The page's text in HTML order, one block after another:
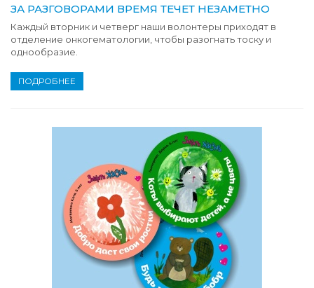
ЗА РАЗГОВОРАМИ ВРЕМЯ ТЕЧЕТ НЕЗАМЕТНО
Каждый вторник и четверг наши волонтеры приходят в
отделение онкогематологии, чтобы разогнать тоску и
однообразие.
ПОДРОБНЕЕ